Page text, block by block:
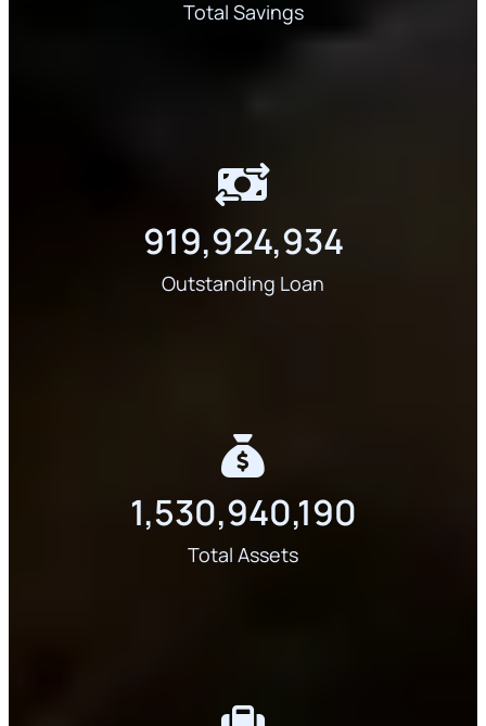
Total Savings
919,924,934
Outstanding Loan
1,530,940,190
Total Assets